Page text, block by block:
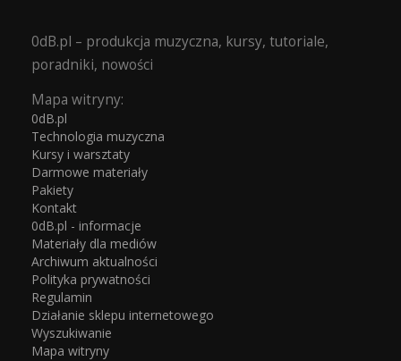
0dB.pl – produkcja muzyczna, kursy, tutoriale,
poradniki, nowości
Mapa witryny:
0dB.pl
Technologia muzyczna
Kursy i warsztaty
Darmowe materiały
Pakiety
Kontakt
0dB.pl - informacje
Materiały dla mediów
Archiwum aktualności
Polityka prywatności
Regulamin
Działanie sklepu internetowego
Wyszukiwanie
Mapa witryny